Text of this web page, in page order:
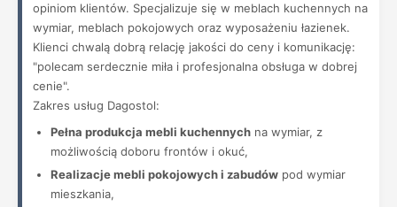
opiniom klientów. Specjalizuje się w meblach kuchennych na
wymiar, meblach pokojowych oraz wyposażeniu łazienek.
Klienci chwalą dobrą relację jakości do ceny i komunikację:
"polecam serdecznie miła i profesjonalna obsługa w dobrej
cenie".
Zakres usług Dagostol:
Pełna produkcja mebli kuchennych na wymiar, z
możliwością doboru frontów i okuć,
Realizacje mebli pokojowych i zabudów pod wymiar
mieszkania,